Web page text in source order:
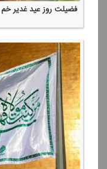
فضیلت روز عید غدیر خم